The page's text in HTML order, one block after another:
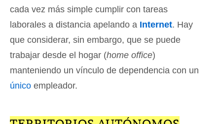
cada vez más simple cumplir con tareas
laborales a distancia apelando a Internet. Hay
que considerar, sin embargo, que se puede
trabajar desde el hogar (home office)
manteniendo un vínculo de dependencia con un
único empleador.